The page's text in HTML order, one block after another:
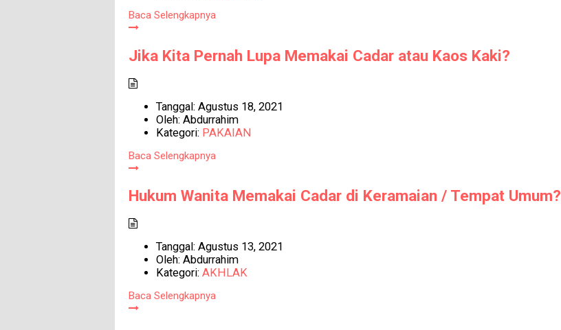
Baca Selengkapnya
Jika Kita Pernah Lupa Memakai Cadar atau Kaos Kaki?
Tanggal: Agustus 18, 2021
Oleh: Abdurrahim
Kategori: PAKAIAN
Baca Selengkapnya
Hukum Wanita Memakai Cadar di Keramaian / Tempat Umum?
Tanggal: Agustus 13, 2021
Oleh: Abdurrahim
Kategori: AKHLAK
Baca Selengkapnya